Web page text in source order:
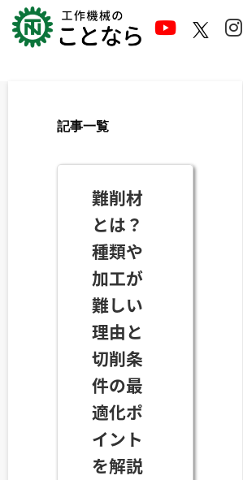
Skip
content
記事一覧
難削材
とは？
種類や
加工が
難しい
理由と
切削条
件の最
適化ポ
イント
を解説